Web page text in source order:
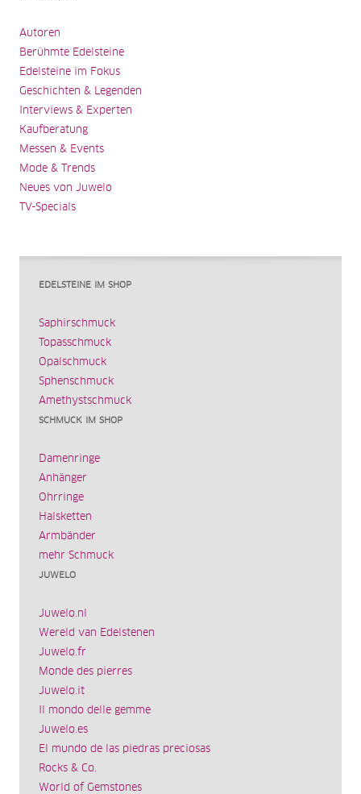
Autoren
Berühmte Edelsteine
Edelsteine im Fokus
Geschichten & Legenden
Interviews & Experten
Kaufberatung
Messen & Events
Mode & Trends
Neues von Juwelo
TV-Specials
EDELSTEINE IM SHOP
Saphirschmuck
Topasschmuck
Opalschmuck
Sphenschmuck
Amethystschmuck
SCHMUCK IM SHOP
Damenringe
Anhänger
Ohrringe
Halsketten
Armbänder
mehr Schmuck
JUWELO
Juwelo.nl
Wereld van Edelstenen
Juwelo.fr
Monde des pierres
Juwelo.it
Il mondo delle gemme
Juwelo.es
El mundo de las piedras preciosas
Rocks & Co.
World of Gemstones